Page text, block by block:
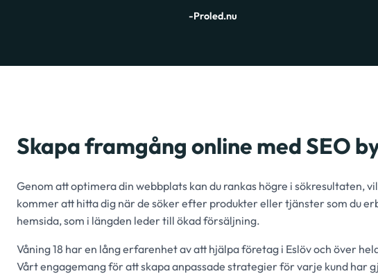
-Proled.nu
Skapa framgång online med SEO
Genom att optimera din webbplats kan du rankas högre i sökresultaten,
kommer att hitta dig när de söker efter produkter eller tjänster som du
hemsida, som i längden leder till ökad försäljning.
Våning 18 har en lång erfarenhet av att hjälpa företag i Eslöv och över
Vårt engagemang för att skapa anpassade strategier för varje kund